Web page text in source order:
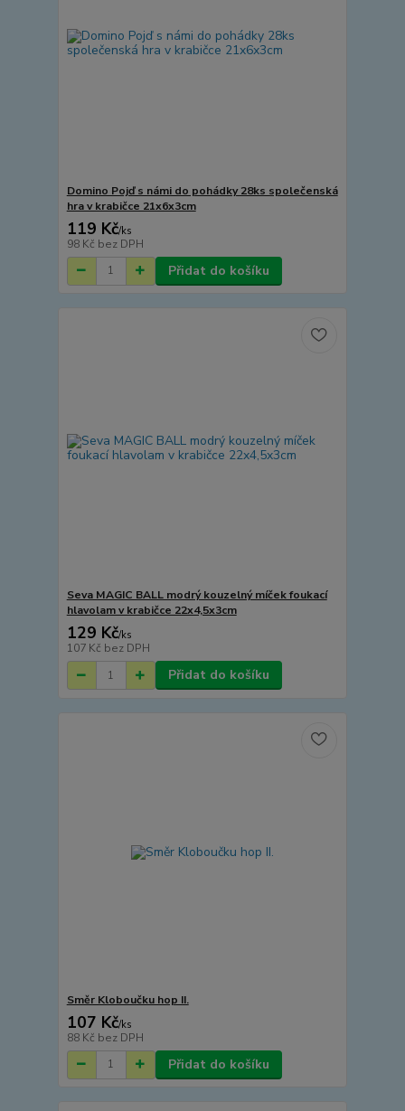
Domino Pojď s námi do pohádky 28ks společenská
hra v krabičce 21x6x3cm
119 Kč/ks
98 Kč bez DPH
Přidat do košíku
Seva MAGIC BALL modrý kouzelný míček foukací
hlavolam v krabičce 22x4,5x3cm
129 Kč/ks
107 Kč bez DPH
Přidat do košíku
Směr Kloboučku hop II.
107 Kč/ks
88 Kč bez DPH
Přidat do košíku